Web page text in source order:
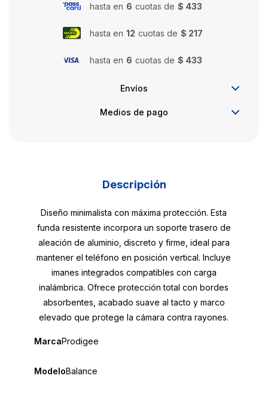
hasta en 6 cuotas de $ 433
hasta en 12 cuotas de $ 217
hasta en 6 cuotas de $ 433
Envíos
Medios de pago
Descripción
Diseño minimalista con máxima protección. Esta
funda resistente incorpora un soporte trasero de
aleación de aluminio, discreto y firme, ideal para
mantener el teléfono en posición vertical. Incluye
imanes integrados compatibles con carga
inalámbrica. Ofrece protección total con bordes
absorbentes, acabado suave al tacto y marco
elevado que protege la cámara contra rayones.
MarcaProdigee
ModeloBalance